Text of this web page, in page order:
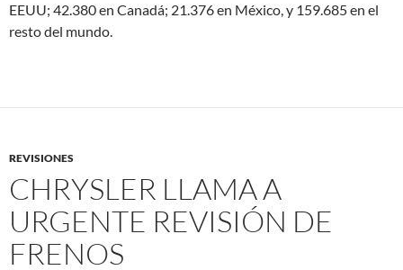
EEUU; 42.380 en Canadá; 21.376 en México, y 159.685 en el
resto del mundo.
REVISIONES
CHRYSLER LLAMA A
URGENTE REVISIÓN DE
FRENOS